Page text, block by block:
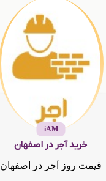
iAM
قیمت روز آجر در اصفهان